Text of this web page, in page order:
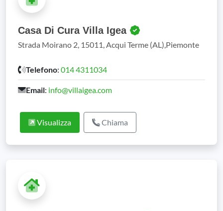
Casa Di Cura Villa Igea
Strada Moirano 2, 15011, Acqui Terme (AL),Piemonte
Telefono: 014 4311034
Email: info@villaigea.com
Visualizza Chiama